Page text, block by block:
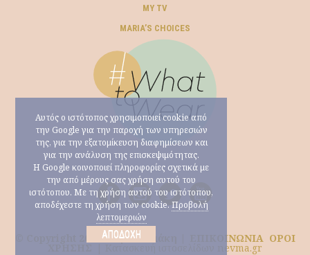
MY TV
ΜARIA’S CHOICES
© Copyright 2026 Μαρία Ηλιάκη | ΕΠΙΚΟΙΝΩΝΙΑ ΟΡΟΙ
Κατασκευή ιστοσελίδων nevma.gr
Αυτός ο ιστότοπος χρησιμοποιεί cookie από
την Google για την παροχή των υπηρεσιών
της, για την εξατομίκευση διαφημίσεων και
για την ανάλυση της επισκεψιμότητας.
Η Google κοινοποιεί πληροφορίες σχετικά με
την από μέρους σας χρήση αυτού του
ιστότοπου. Με τη χρήση αυτού του ιστότοπου,
αποδέχεστε τη χρήση των cookie. Προβολή
λεπτομεριών
ΑΠΟΔΟΧΉ